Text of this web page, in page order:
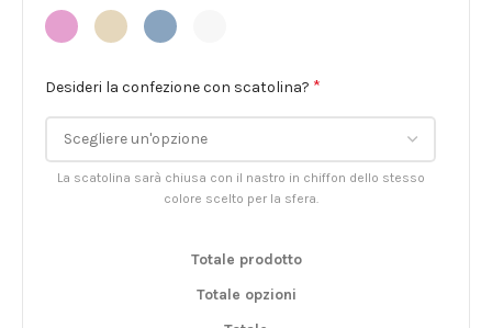
Desideri la confezione con scatolina? *
La scatolina sarà chiusa con il nastro in chiffon dello stesso
colore scelto per la sfera.
Totale prodotto
Totale opzioni